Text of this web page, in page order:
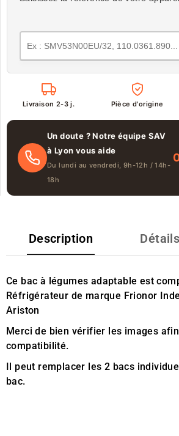
Livraison 2-3 j. Pièce d'origine
Un doute ? Notre équipe SAV
à Lyon vous aide
Du lundi au vendredi, 9h-12h / 14h-
18h
Description
Ce bac à légumes adaptable est
Réfrigérateur de marque Frionor
Ariston
Merci de bien vérifier les images
compatibilité.
Il peut remplacer les 2 bacs
bac.